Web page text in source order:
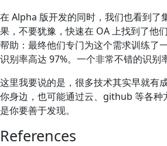
在 Alpha 版开发的同时，我们也看到了
果，不要犹豫，快速在 OA 上找到了他
帮助：最终他们专门为这个需求训练了
识别率高达 97%。一个非常不错的识别率
这里我要说的是，很多技术其实早就有
你身边，也可能通过云、github 等各种
是你要善于发现。
References